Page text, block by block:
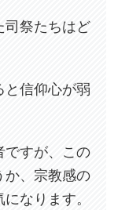
司祭たちはど
と信仰心が弱
ですが、この
か、宗教感の
なります。